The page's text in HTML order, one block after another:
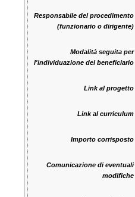
Responsabile del procedimento
(funzionario o dirigente)
Modalità seguita per
l'individuazione del beneficiario
Link al progetto
Link al curriculum
Importo corrisposto
Comunicazione di eventuali
modifiche